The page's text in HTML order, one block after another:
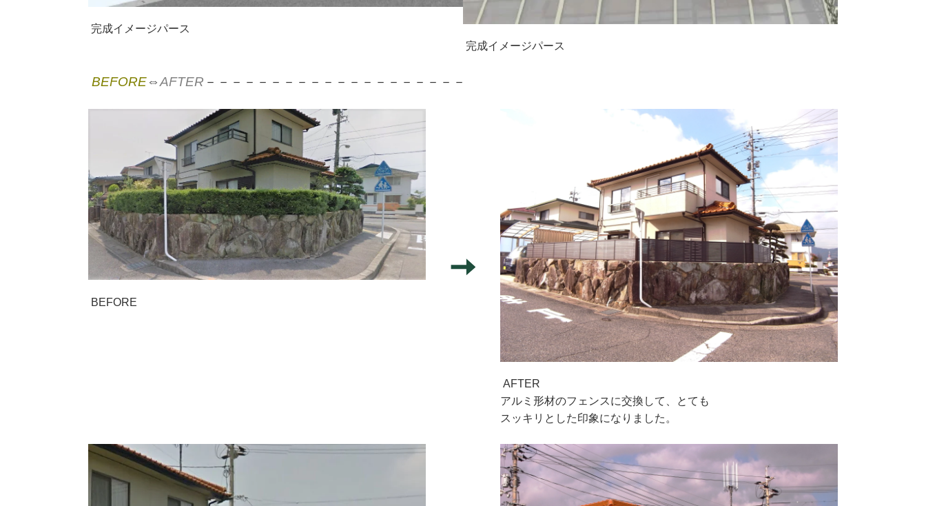
完成イメージパース
完成イメージパース
BEFORE⇔AFTER －－－－－－－－－－－－－－－－－－－－
BEFORE
AFTER
アルミ形材のフェンスに交換して、とても
スッキリとした印象になりました。